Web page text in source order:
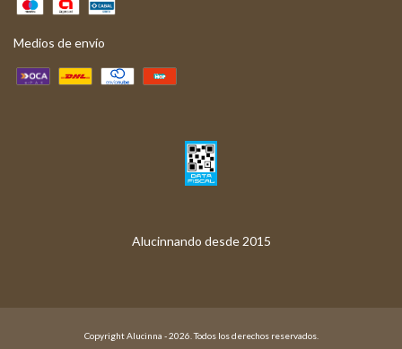
Medios de envío
Copyright Alucinna - 2026. Todos los derechos reservados.